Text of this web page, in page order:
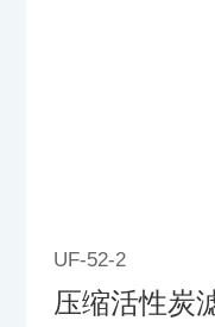
UF-52-2
压缩活性炭